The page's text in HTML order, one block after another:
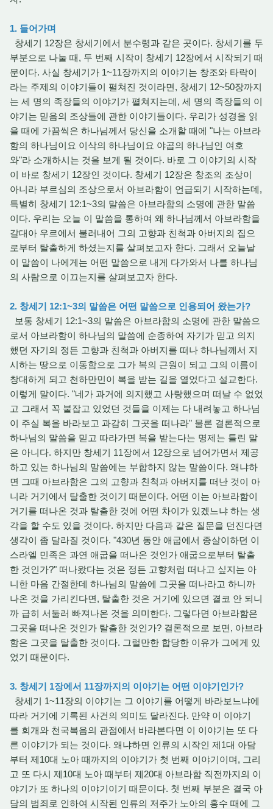
1. 들어가며
창세기 12장은 창세기에서 분수령과 같은 곳이다. 창세기를 두
부분으로 나눌 때, 두 번째 시작이 창세기 12장에서 시작되기 때
문이다. 사실 창세기가 1~11장까지의 이야기는 창조와 타락이
라는 주제의 이야기들이 펼쳐진 것이라면, 창세기 12~50장까지
는 세 명의 족장들의 이야기가 펼쳐지는데, 세 명의 족장들의 이
야기는 믿음의 조상들에 관한 이야기들이다. 우리가 성경을 읽
을 때에 가끔씩은 하나님께서 당신을 소개할 때에 "나는 아브라
함의 하나님이요 이삭의 하나님이요 야곱의 하나님인 여호
와"라 소개하시는 것을 보게 될 것이다. 바로 그 이야기의 시작
이 바로 창세기 12장인 것이다. 창세기 12장은 창조의 조상이
아니라 부르심의 조상으로서 아브라함이 언급되기 시작하는데,
특별히 창세기 12:1~3의 말씀은 아브라함의 소명에 관한 말씀
이다. 우리는 오늘 이 말씀을 통하여 왜 하나님께서 아브라함을
갈대아 우르에서 불러내어 그의 고향과 친척과 아버지의 집으
로부터 탈출하게 하셨는지를 살펴보고자 한다. 그래서 오늘날
이 말씀이 나에게는 어떤 말씀으로 내게 다가와서 나를 하나님
의 사람으로 이끄는지를 살펴보고자 한다.
2. 창세기 12:1~3의 말씀은 어떤 말씀으로 인용되어 왔는가?
보통 창세기 12:1~3의 말씀은 아브라함의 소명에 관한 말씀으
로서 아브라함이 하나님의 말씀에 순종하여 자기가 믿고 의지
했던 자기의 정든 고향과 친척과 아버지를 떠나 하나님께서 지
시하는 땅으로 이동함으로 그가 복의 근원이 되고 그의 이름이
창대하게 되고 천하만민이 복을 받는 길을 열었다고 설교한다.
이렇게 말이다. "네가 과거에 의지했고 사랑했으며 떠날 수 없었
고 그래서 꼭 붙잡고 있었던 것들을 이제는 다 내려놓고 하나님
이 주실 복을 바라보고 과감히 그곳을 떠나라" 물론 결론적으로
하나님의 말씀을 믿고 따라가면 복을 받는다는 명제는 틀린 말
은 아니다. 하지만 창세기 11장에서 12장으로 넘어가면서 제공
하고 있는 하나님의 말씀에는 부합하지 않는 말씀이다. 왜냐하
면 그때 아브라함은 그의 고향과 친척과 아버지를 떠난 것이 아
니라 거기에서 탈출한 것이기 때문이다. 어떤 이는 아브라함이
거기를 떠나온 것과 탈출한 것에 어떤 차이가 있겠느냐 하는 생
각을 할 수도 있을 것이다. 하지만 다음과 같은 질문을 던진다면
생각이 좀 달라질 것이다. "430년 동안 애굽에서 종살이하던 이
스라엘 민족은 과연 애굽을 떠나온 것인가 애굽으로부터 탈출
한 것인가?" 떠나왔다는 것은 정든 고향처럼 떠나고 싶지는 아
니한 마음 간절한데 하나님의 말씀에 그곳을 떠나라고 하니까
나온 것을 가리킨다면, 탈출한 것은 거기에 있으면 결코 안 되니
까 급히 서둘러 빠져나온 것을 의미한다. 그렇다면 아브라함은
그곳을 떠나온 것인가 탈출한 것인가? 결론적으로 보면, 아브라
함은 그곳을 탈출한 것이다. 그럴만한 합당한 이유가 그에게 있
었기 때문이다.
3. 창세기 1장에서 11장까지의 이야기는 어떤 이야기인가?
창세기 1~11장의 이야기는 그 이야기를 어떻게 바라보느냐에
따라 거기에 기록된 사건의 의미도 달라진다. 만약 이 이야기
를 회개와 천국복음의 관점에서 바라본다면 이 이야기는 또 다
른 이야기가 되는 것이다. 왜냐하면 인류의 시작인 제1대 아담
부터 제10대 노아 때까지의 이야기가 첫 번째 이야기이며, 그리
고 또 다시 제10대 노아 때부터 제20대 아브라함 직전까지의 이
야기가 또 하나의 이야기이기 때문이다. 첫 번째 부분은 결국 아
담의 범죄로 인하여 시작된 인류의 저주가 노아의 홍수 때에 그